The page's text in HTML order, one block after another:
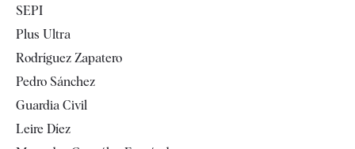
Televisión
SEPI
Plus Ultra
Rodríguez Zapatero
Pedro Sánchez
Guardia Civil
Leire Díez